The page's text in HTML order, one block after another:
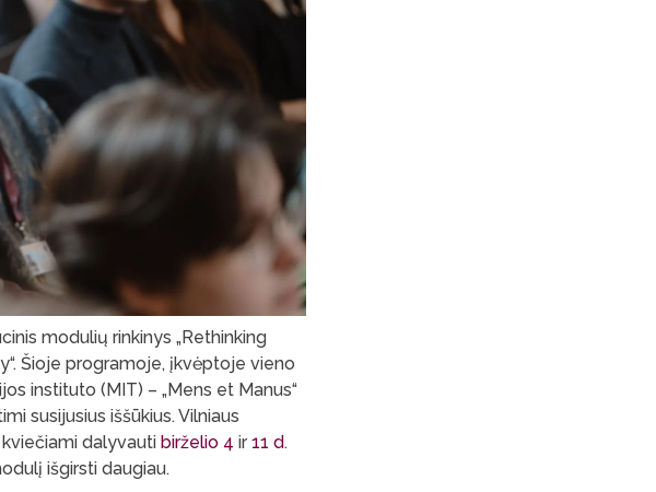
modulių rinkinys „Rethinking
Šioje programoje, įkvėptoje vieno
instituto (MIT) – „Mens et Manus“
susijusius iššūkius. Vilniaus
dalyvauti birželio 4 ir 11 d.
išgirsti daugiau.